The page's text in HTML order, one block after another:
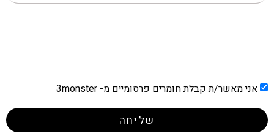
אני מאשר/ת קבלת חומרים פרסומיים מ- 3monster
שליחה